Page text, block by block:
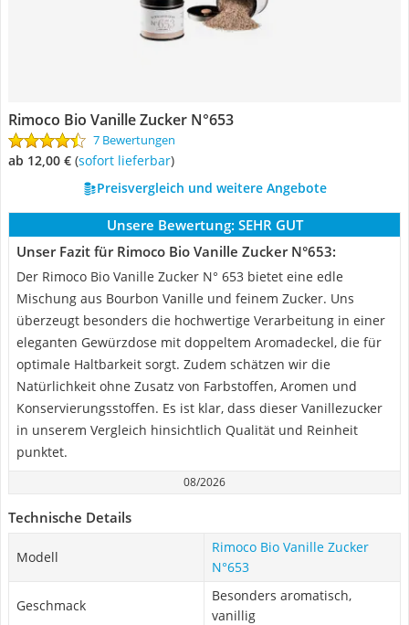
Rimoco Bio Vanille Zucker N°653
7 Bewertungen
ab 12,00 € ( Sofort lieferbar)
Preisvergleich und weitere Angebote
Unsere Bewertung: SEHR GUT
Unser Fazit für Rimoco Bio Vanille Zucker N°653:
Der Rimoco Bio Vanille Zucker N° 653 bietet eine edle
Mischung aus Bourbon Vanille und feinem Zucker. Uns
überzeugt besonders die hochwertige Verarbeitung in einer
eleganten Gewürzdose mit doppeltem Aromadeckel, die für
optimale Haltbarkeit sorgt. Zudem schätzen wir die
Natürlichkeit ohne Zusatz von Farbstoffen, Aromen und
Konservierungsstoffen. Es ist klar, dass dieser Vanillezucker
in unserem Vergleich hinsichtlich Qualität und Reinheit
punktet.
08/2026
Technische Details
Modell
Rimoco Bio Vanille Zucker
N°653
Geschmack
Besonders aromatisch,
vanillig